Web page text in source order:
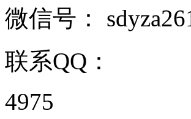
微信号：
联系QQ：
4975